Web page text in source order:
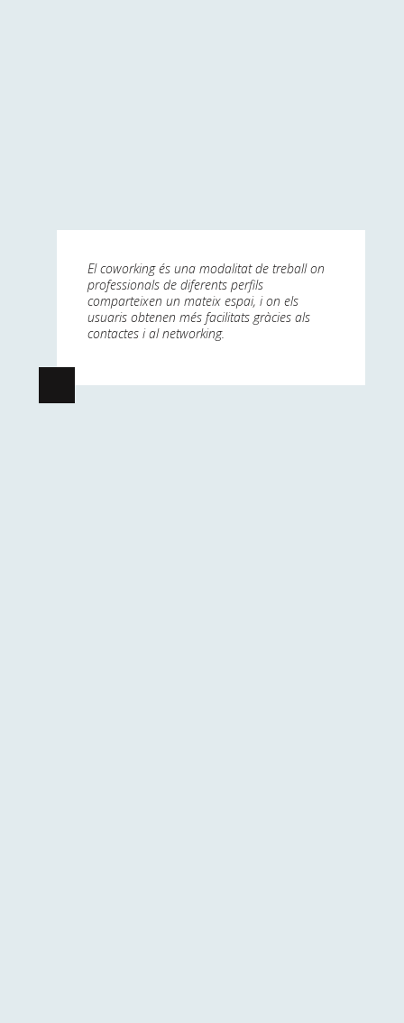
El coworking és una modalitat de treball on
professionals de diferents perfils
comparteixen un mateix espai, i on els
usuaris obtenen més facilitats gràcies als
contactes i al networking.